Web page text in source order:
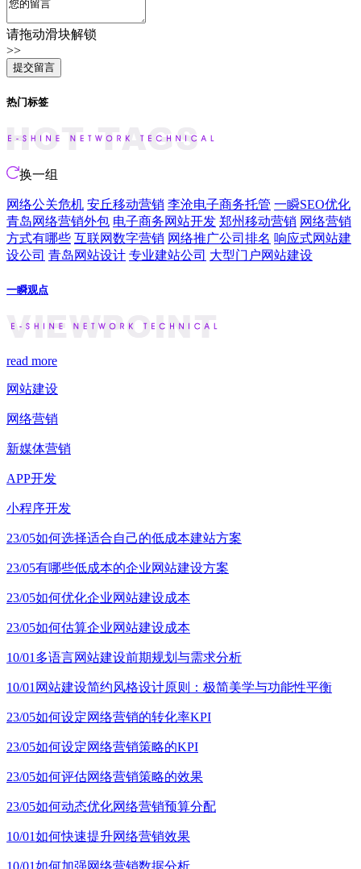
请拖动滑块解锁
>>
热门标签
换一组
网络公关危机 安丘移动营销 李沧电子商务托管 一瞬SEO优化
青岛网络营销外包 电子商务网站开发 郑州移动营销 网络营销
方式有哪些 互联网数字营销 网络推广公司排名 响应式网站建
设公司 青岛网站设计 专业建站公司 大型门户网站建设
一瞬观点
read more
网站建设
网络营销
新媒体营销
APP开发
小程序开发
23/05如何选择适合自己的低成本建站方案
23/05有哪些低成本的企业网站建设方案
23/05如何优化企业网站建设成本
23/05如何估算企业网站建设成本
10/01 多语言网站建设前期规划与需求分析
10/01 网站建设简约风格设计原则：极简美学与功能性平衡
23/05如何设定网络营销的转化率KPI
23/05如何设定网络营销策略的KPI
23/05如何评估网络营销策略的效果
23/05如何动态优化网络营销预算分配
10/01如何快速提升网络营销效果
10/01如何加强网络营销数据分析